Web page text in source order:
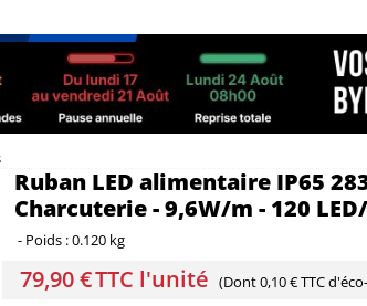
Ruban LED alimentaire IP65
Charcuterie - 9,6W/m - 120
- Poids :0.120 kg
79,90 €TTC l'unité (Dont0,10 € TTC